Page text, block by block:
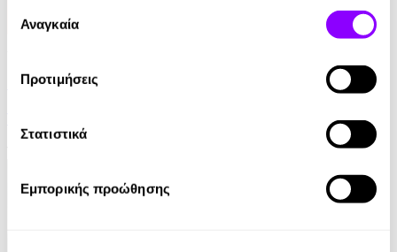
των υπηρεσιών τους.
συγκατάθεσης
Αναγκαία
Προτιμήσεις
Στατιστικά
Εμπορικής προώθησης
Στο Σπίτι Της